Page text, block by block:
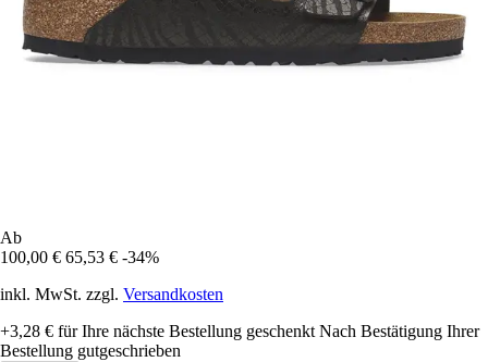
Ab
100,00 € 65,53 € -34%
inkl. MwSt. zzgl. Versandkosten
+3,28 € für Ihre nächste Bestellung geschenkt Nach Bestätigung Ihrer
Bestellung gutgeschrieben